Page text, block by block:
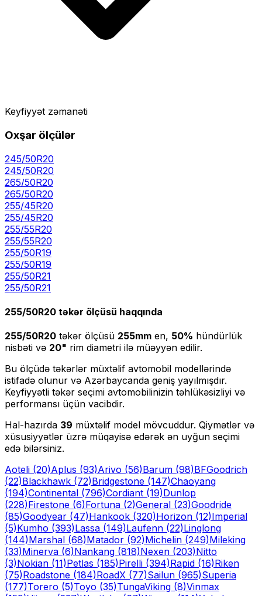
Keyfiyyət zəmanəti
Oxşar ölçülər
245/50R20
245/50R20
265/50R20
265/50R20
255/45R20
255/45R20
255/55R20
255/55R20
255/50R19
255/50R19
255/50R21
255/50R21
255/50R20 təkər ölçüsü haqqında
255/50R20 təkər ölçüsü 255mm en, 50% hündürlük
nisbəti və 20" rim diametri ilə müəyyən edilir.
Bu ölçüdə təkərlər müxtəlif avtomobil modellərində
istifadə olunur və Azərbaycanda geniş yayılmışdır.
Keyfiyyətli təkər seçimi avtomobilinizin təhlükəsizliyi və
performansı üçün vacibdir.
Hal-hazırda 39 müxtəlif model mövcuddur. Qiymətlər və
xüsusiyyətlər üzrə müqayisə edərək ən uyğun seçimi
edə bilərsiniz.
Aoteli (20)Aplus (93)Arivo (56)Barum (98)BFGoodrich
(22)Blackhawk (72)Bridgestone (147)Chaoyang
(194)Continental (796)Cordiant (19)Dunlop
(228)Firestone (6)Fortuna (2)General (23)Goodride
(85)Goodyear (47)Hankook (320)Horizon (12)Imperial
(5)Kumho (393)Lassa (149)Laufenn (22)Linglong
(144)Marshal (68)Matador (92)Michelin (249)Mileking
(33)Minerva (6)Nankang (818)Nexen (203)Nitto
(3)Nokian (11)Petlas (185)Pirelli (394)Rapid (16)Riken
(75)Roadstone (184)RoadX (77)Sailun (965)Superia
(177)Torero (5)Toyo (35)TungaViking (8)Vinmax